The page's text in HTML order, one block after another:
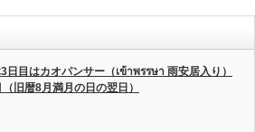
日目はカオパンサー（เข้าพรรษา 雨安居入り）
旧暦8月満月の日の翌日）